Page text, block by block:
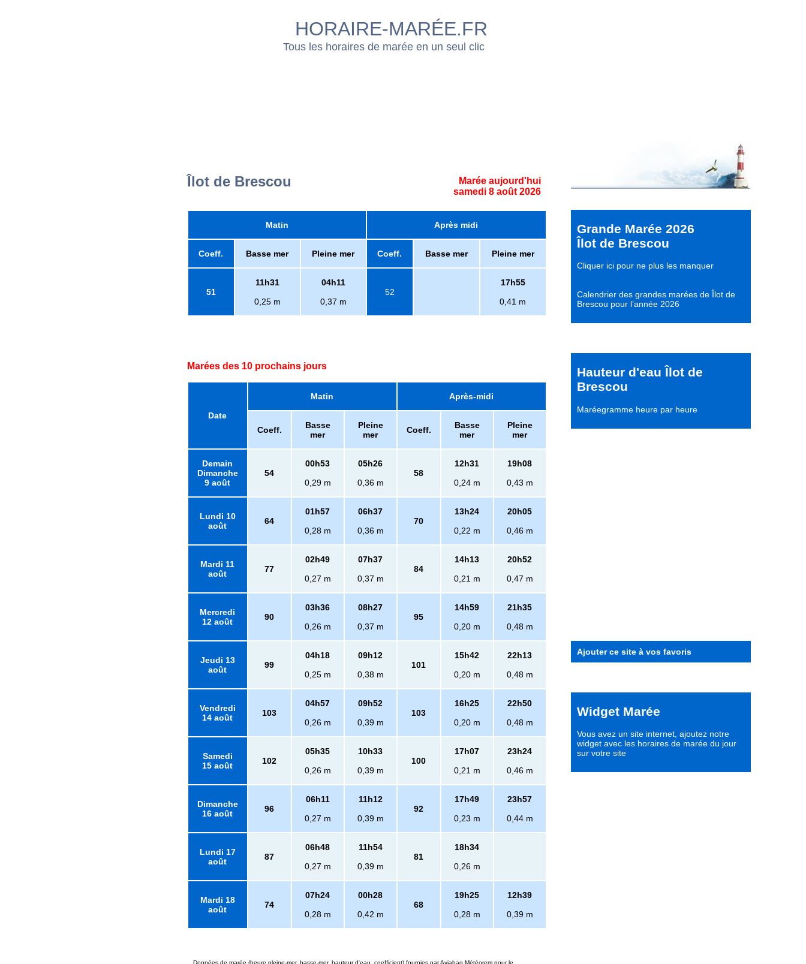
HORAIRE-MARÉE.FR
Tous les horaires de marée en un seul clic
Îlot de Brescou
Marée aujourd'hui
samedi 8 août 2026
Matin Après midi
Coeff. Basse mer Pleine mer Coeff. Basse mer Pleine mer
51
11h31
0,25 m
04h11
0,37 m
52
17h55
0,41 m
Marées des 10 prochains jours
Date
Matin Après-midi
Coeff.
Basse
mer
Pleine
mer
Coeff.
Basse
mer
Pleine
mer
Demain
Dimanche
9 août
54
00h53
0,29 m
05h26
0,36 m
58
12h31
0,24 m
19h08
0,43 m
Lundi 10
août
64
01h57
0,28 m
06h37
0,36 m
70
13h24
0,22 m
20h05
0,46 m
Mardi 11
août
77
02h49
0,27 m
07h37
0,37 m
84
14h13
0,21 m
20h52
0,47 m
Mercredi
12 août
90
03h36
0,26 m
08h27
0,37 m
95
14h59
0,20 m
21h35
0,48 m
Jeudi 13
août
99
04h18
0,25 m
09h12
0,38 m
101
15h42
0,20 m
22h13
0,48 m
Vendredi
14 août
103
04h57
0,26 m
09h52
0,39 m
103
16h25
0,20 m
22h50
0,48 m
Samedi
15 août
102
05h35
0,26 m
10h33
0,39 m
100
17h07
0,21 m
23h24
0,46 m
Dimanche
16 août
96
06h11
0,27 m
11h12
0,39 m
92
17h49
0,23 m
23h57
0,44 m
Lundi 17
août
87
06h48
0,27 m
11h54
0,39 m
81
18h34
0,26 m
Mardi 18
août
74
07h24
0,28 m
00h28
0,42 m
68
19h25
0,28 m
12h39
0,39 m
Données de marée (heure pleine-mer, basse-mer, hauteur d'eau, coefficient) fournies parAviabag Météorempour le
Grande Marée 2026
Îlot de Brescou
Cliquer ici pour ne plus les manquer
Calendrier des grandes marées de Îlot de
Brescou pour l’année 2026
Hauteur d'eau Îlot de
Brescou
Maréegramme heure par heure
Ajouter ce site à vos favoris
Widget Marée
Vous avez un site internet, ajoutez notre
widget avec les horaires de marée du jour
sur votre site